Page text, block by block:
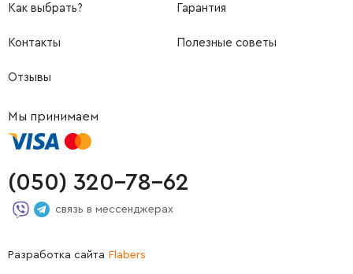
Как выбрать? Гарантия
Контакты Полезные советы
Отзывы
Мы принимаем
(050) 320-78-62
связь в мессенджерах
Разработка сайта Flabers